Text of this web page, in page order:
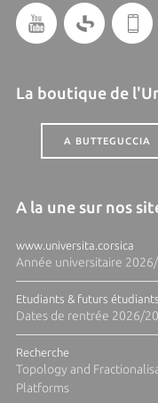
La boutique de
A BUTTEGUCCIA
A la une sur nos
www.universita.corsica
Année universitaire
Etudiants & futurs étudiants
Dates de rentrée 2026/
Recherche
Topology and
Platforms